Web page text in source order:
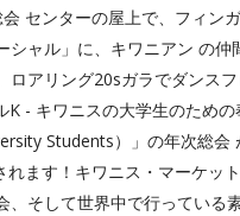
センターの屋上で、フィン
シャル」に、キワニアン の
アリング20sガラでダンスフ
K - キワニスの大学生のため
Students）」の年次総
ます！キワニス・マーケッ
そして世界中で行っている